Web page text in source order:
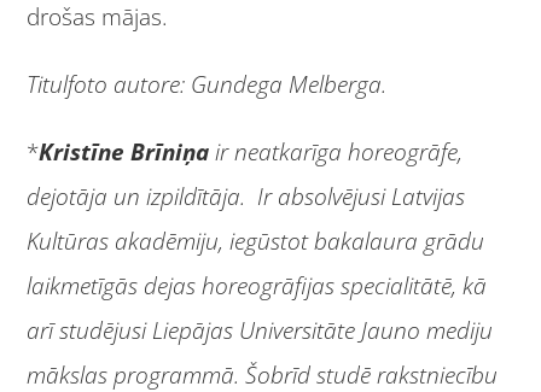
drošas mājas.
Titulfoto autore: Gundega Melberga.
*Kristīne Brīniņair neatkarīga horeogrāfe,
dejotāja un izpildītāja. Ir absolvējusi Latvijas
Kultūras akadēmiju, iegūstot bakalaura grādu
laikmetīgās dejas horeogrāfijas specialitātē, kā
arī studējusi Liepājas Universitāte Jauno mediju
mākslas programmā. Šobrīd studē rakstniecību